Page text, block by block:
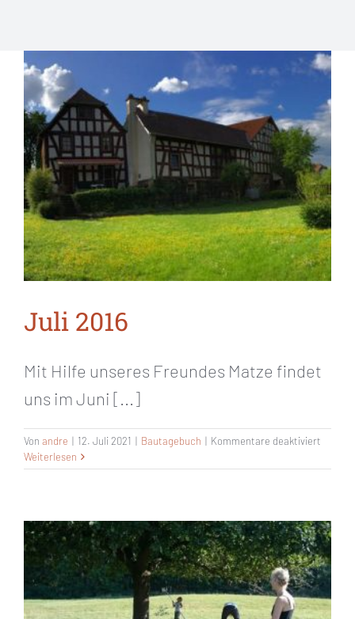
Juli 2016
Mit Hilfe unseres Freundes Matze findet
uns im Juni [...]
Von andre | 12. Juli 2021 | Bautagebuch | Kommentare deaktiviert
2016
Weiterlesen